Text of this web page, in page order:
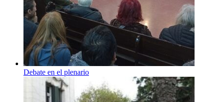
Debate en el plenario